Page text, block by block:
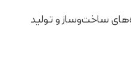
ساخت‌وساز و تولید